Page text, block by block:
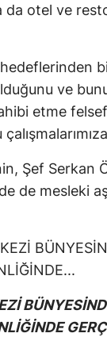
da otel ve
ve
etme
Şef Serkan
mesleki